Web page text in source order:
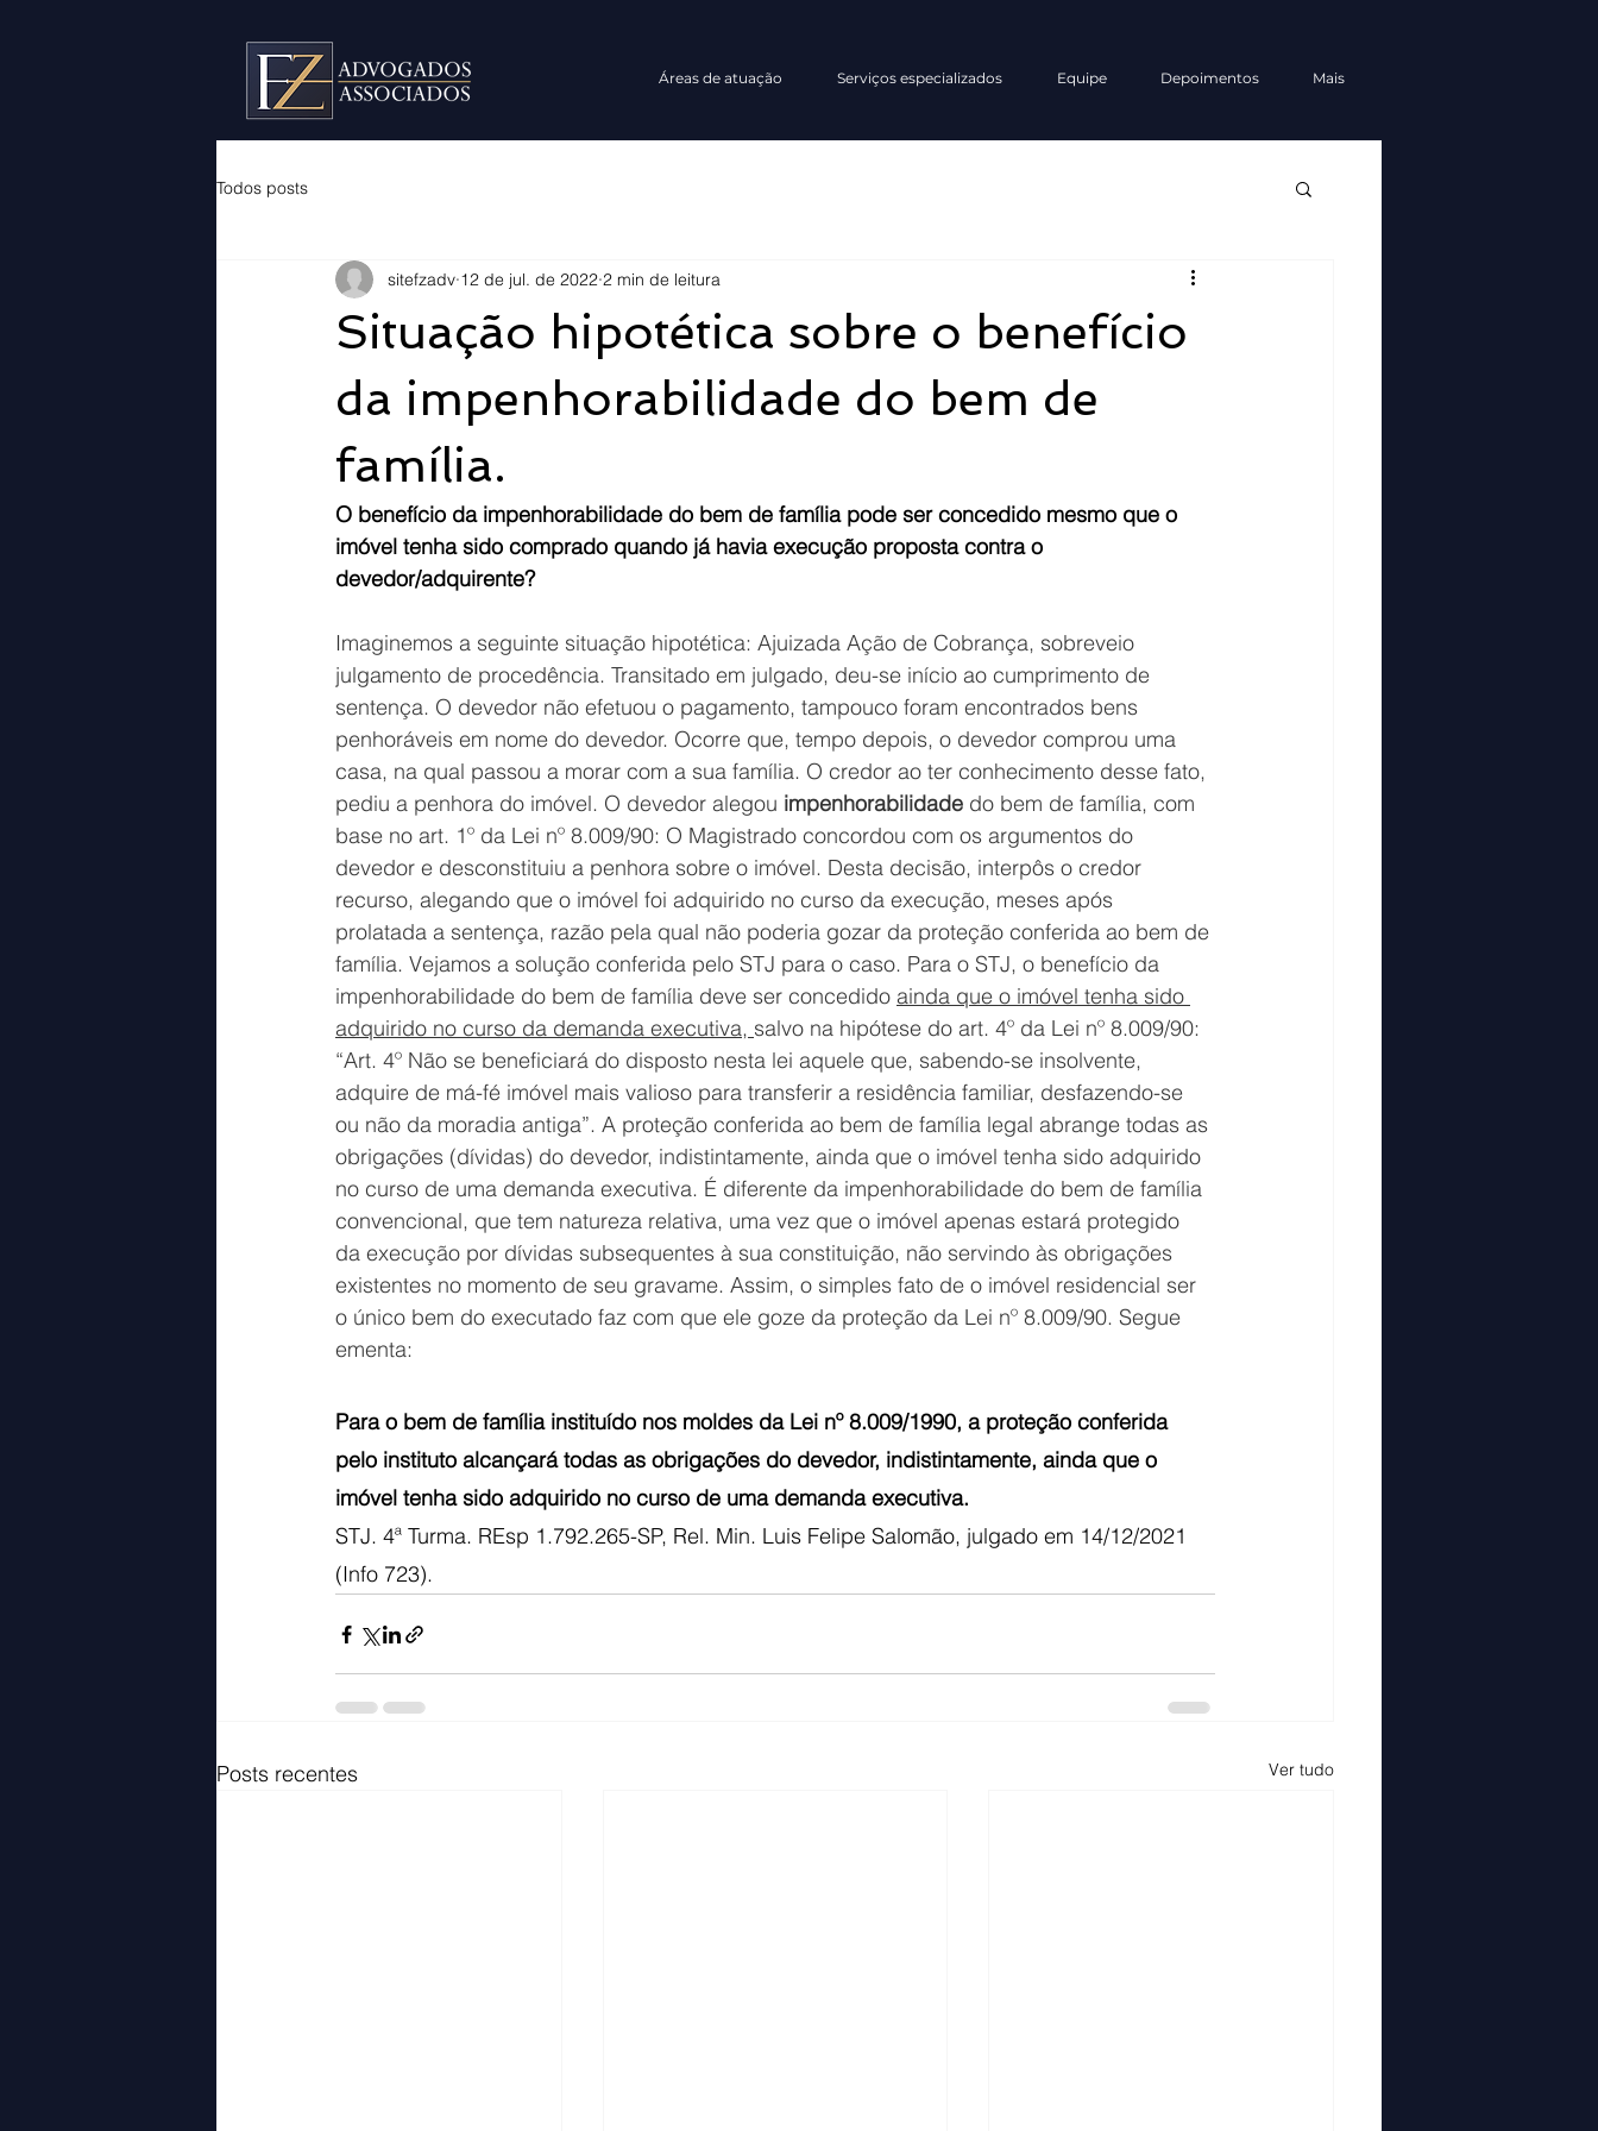
Áreas de atuação Serviços especializados Equipe Depoimentos Mais
Todos posts
Situação hipotética sobre o benefício
da impenhorabilidade do bem de
família.
sitefzadv 12 de jul. de 2022 2 min de leitura
O benefício da impenhorabilidade do bem de família pode ser concedido mesmo que o
imóvel tenha sido comprado quando já havia execução proposta contra o
devedor/adquirente?
Imaginemos a seguinte situação hipotética: Ajuizada Ação de Cobrança, sobreveio
julgamento de procedência. Transitado em julgado, deu-se início ao cumprimento de
sentença. O devedor não efetuou o pagamento, tampouco foram encontrados bens
penhoráveis em nome do devedor. Ocorre que, tempo depois, o devedor comprou uma
casa, na qual passou a morar com a sua família. O credor ao ter conhecimento desse fato,
pediu a penhora do imóvel. O devedor alegou impenhorabilidade do bem de família, com
base no art. 1º da Lei nº 8.009/90: O Magistrado concordou com os argumentos do
devedor e desconstituiu a penhora sobre o imóvel. Desta decisão, interpôs o credor
recurso, alegando que o imóvel foi adquirido no curso da execução, meses após
prolatada a sentença, razão pela qual não poderia gozar da proteção conferida ao bem de
família. Vejamos a solução conferida pelo STJ para o caso. Para o STJ, o benefício da
impenhorabilidade do bem de família deve ser concedido ainda que o imóvel tenha sido
adquirido no curso da demanda executiva, salvo na hipótese do art. 4º da Lei nº 8.009/90:
“Art. 4º Não se beneficiará do disposto nesta lei aquele que, sabendo-se insolvente,
adquire de má-fé imóvel mais valioso para transferir a residência familiar, desfazendo-se
ou não da moradia antiga”. A proteção conferida ao bem de família legal abrange todas as
obrigações (dívidas) do devedor, indistintamente, ainda que o imóvel tenha sido adquirido
no curso de uma demanda executiva. É diferente da impenhorabilidade do bem de família
convencional, que tem natureza relativa, uma vez que o imóvel apenas estará protegido
da execução por dívidas subsequentes à sua constituição, não servindo às obrigações
existentes no momento de seu gravame. Assim, o simples fato de o imóvel residencial ser
o único bem do executado faz com que ele goze da proteção da Lei nº 8.009/90. Segue
ementa:
Para o bem de família instituído nos moldes da Lei nº 8.009/1990, a proteção conferida
pelo instituto alcançará todas as obrigações do devedor, indistintamente, ainda que o
imóvel tenha sido adquirido no curso de uma demanda executiva.
STJ. 4ª Turma. REsp 1.792.265-SP, Rel. Min. Luis Felipe Salomão, julgado em 14/12/2021
(Info 723).
Posts recentes Ver tudo